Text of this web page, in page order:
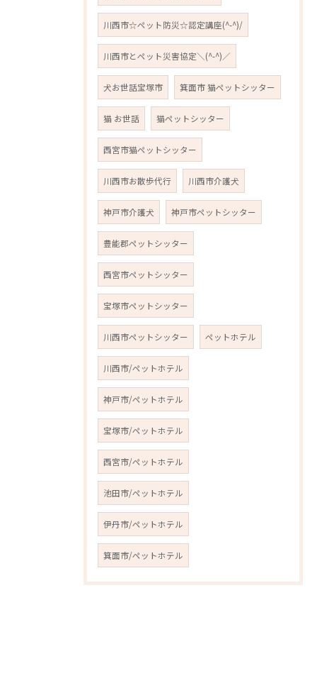
川西市☆ペット防災☆認定講座(^-^)/
川西市とペット災害協定＼(^-^)／
犬お世話宝塚市 箕面市 猫ペットシッター
猫 お世話 猫ペットシッター
西宮市猫ペットシッター
川西市お散歩代行 川西市介護犬
神戸市介護犬 神戸市ペットシッター
豊能郡ペットシッター
西宮市ペットシッター
宝塚市ペットシッター
川西市ペットシッター ペットホテル
川西市/ペットホテル
神戸市/ペットホテル
宝塚市/ペットホテル
西宮市/ペットホテル
池田市/ペットホテル
伊丹市/ペットホテル
箕面市/ペットホテル